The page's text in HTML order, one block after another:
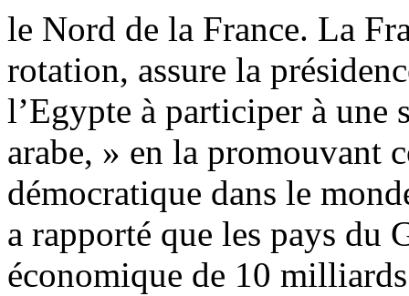
le Nord de la France. La
rotation, assure la
l’Egypte à participer à une
arabe, » en la promouvant
démocratique dans le
a rapporté que les pays du
économique de 10